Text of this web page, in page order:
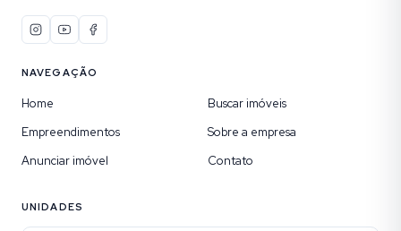
NAVEGAÇÃO
Home
Buscar imóveis
Empreendimentos
Sobre a empresa
Anunciar imóvel
Contato
UNIDADES